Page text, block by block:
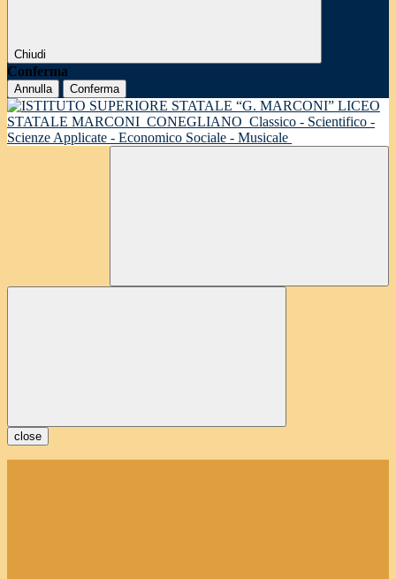
Chiudi
Conferma
Annulla Conferma
LICEO
STATALE MARCONI CONEGLIANO Classico - Scientifico -
Scienze Applicate - Economico Sociale - Musicale
close